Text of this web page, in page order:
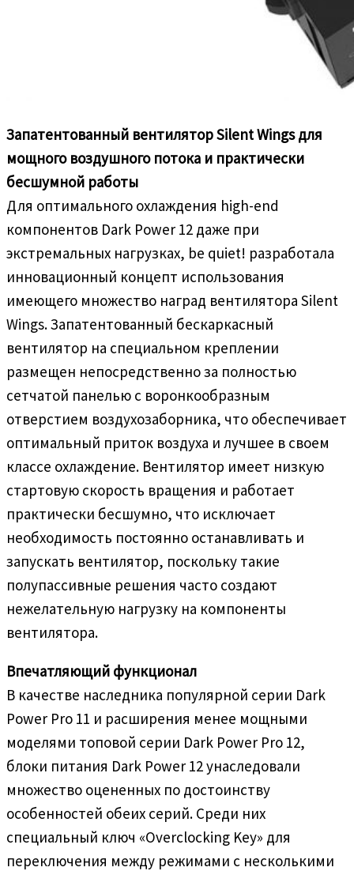
Запатентованный вентилятор Silent Wings для
мощного воздушного потока и практически
бесшумной работы
Для оптимального охлаждения high-end
компонентов Dark Power 12 даже при
экстремальных нагрузках, be quiet! разработала
инновационный концепт использования
имеющего множество наград вентилятора Silent
Wings. Запатентованный бескаркасный
вентилятор на специальном креплении
размещен непосредственно за полностью
сетчатой панелью с воронкообразным
отверстием воздухозаборника, что обеспечивает
оптимальный приток воздуха и лучшее в своем
классе охлаждение. Вентилятор имеет низкую
стартовую скорость вращения и работает
практически бесшумно, что исключает
необходимость постоянно останавливать и
запускать вентилятор, поскольку такие
полупассивные решения часто создают
нежелательную нагрузку на компоненты
вентилятора.
Впечатляющий функционал
В качестве наследника популярной серии Dark
Power Pro 11 и расширения менее мощными
моделями топовой серии Dark Power Pro 12,
блоки питания Dark Power 12 унаследовали
множество оцененных по достоинству
особенностей обеих серий. Среди них
специальный ключ «Overclocking Key» для
переключения между режимами с несколькими